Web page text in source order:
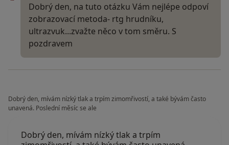
Dobrý den, na tuto otázku Vám nejlépe odpoví
zobrazovací metoda- rtg hrudníku,
ultrazvuk...zvažte něco v tom směru. S
pozdravem
Dobrý den, mívám nízký tlak a trpím zimomřivostí, a také bývám často
unavená. Poslední měsíc se ale
Dobrý den, mívám nízký tlak a trpím